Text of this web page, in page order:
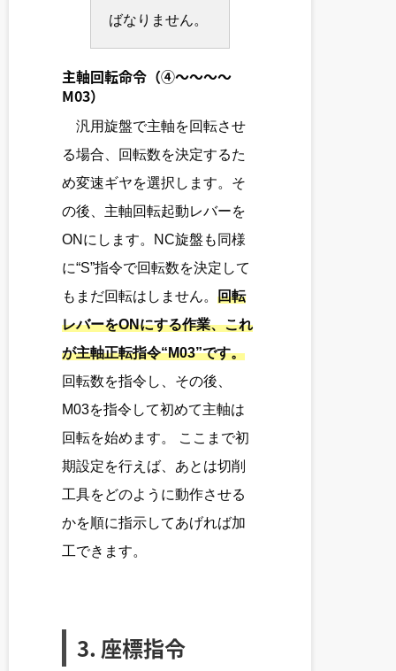
ばなりません。
主軸回転命令 （④～～～～
M03）
汎用旋盤で主軸を回転させ
る場合、回転数を決定するた
め変速ギヤを選択します。そ
の後、主軸回転起動レバーを
ONにします。NC旋盤も同様
に“S”指令で回転数を決定して
もまだ回転はしません。 回転
レバーをONにする作業、これ
が主軸正転指令“M03”です。
回転数を指令し、その後、
M03を指令して初めて主軸は
回転を始めます。 ここまで初
期設定を行えば、あとは切削
工具をどのように動作させる
かを順に指示してあげれば加
工できます。
3. 座標指令